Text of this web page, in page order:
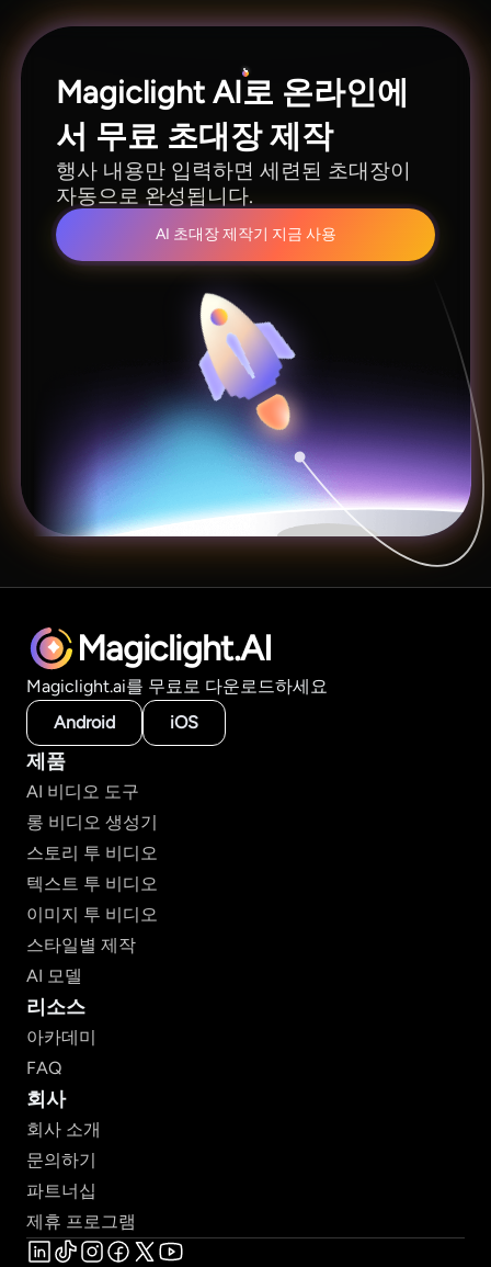
Magiclight AI로 온라인에
서 무료 초대장 제작
행사 내용만 입력하면 세련된 초대장이
자동으로 완성됩니다.
AI 초대장 제작기 지금 사용
Magiclight.AI
Magiclight.ai를 무료로 다운로드하세요
Android
iOS
제품
AI 비디오 도구
롱 비디오 생성기
스토리 투 비디오
텍스트 투 비디오
이미지 투 비디오
스타일별 제작
AI 모델
리소스
아카데미
FAQ
회사
회사 소개
문의하기
파트너십
제휴 프로그램